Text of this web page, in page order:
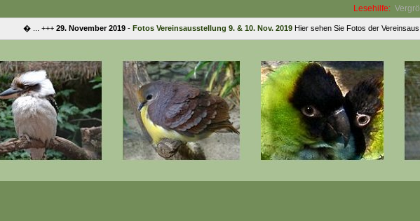
Lesehilfe:
� ... +++29. November 2019-Fotos Vereinsausstellung 9. & 10. Nov. 2019Hier sehen Sie Fotos der Vereinsaus